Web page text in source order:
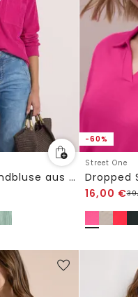
Langarm Hemdbluse aus Cord mit Knöpfen
-60%
Street One
16,00 €